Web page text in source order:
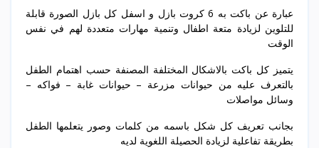
عبارة عن باكت به 6 كروت بازل و اسفل كل بازل الصورة قابلة
للتلوين لزيادة متعة اطفال وتنمية مهارات متعددة لهم في نفس
الوقت
يتميز كل باكت بالاشكال المختلفة المصنفة حسب اهتمام الطفل
بالتعرف عليه من حيوانات مزرعة – حيوانات غابة – فواكه –
وسائل مواصلات
بجانب تعريف كل شكل باسمه من كلمات وصور يتعلمها الطفل
بطريقة تفاعلية لزيادة الحصيلة اللغوية لديه